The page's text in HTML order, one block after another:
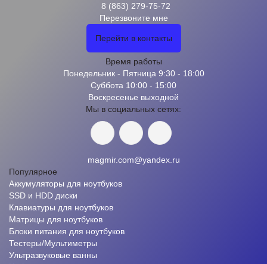
8 (863) 279-75-72
Перезвоните мне
Перейти в контакты
Время работы
Понедельник - Пятница 9:30 - 18:00
Суббота 10:00 - 15:00
Воскресенье выходной
Мы в социальных сетях:
magmir.com@yandex.ru
Популярное
Аккумуляторы для ноутбуков
SSD и HDD диски
Клавиатуры для ноутбуков
Матрицы для ноутбуков
Блоки питания для ноутбуков
Тестеры/Мультиметры
Ультразвуковые ванны